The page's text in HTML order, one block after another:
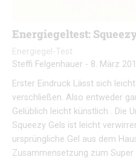
Energiegeltest:
Energiegel-Test
Steffi Felgenhauer - 8. März
Erster Eindruck Lässt sich
verschließen. Also entweder
Gelüblich leicht künstlich . Die
Squeezy Gels ist leicht
ursprüngliche Gel aus dem
Zusammensetzung zum